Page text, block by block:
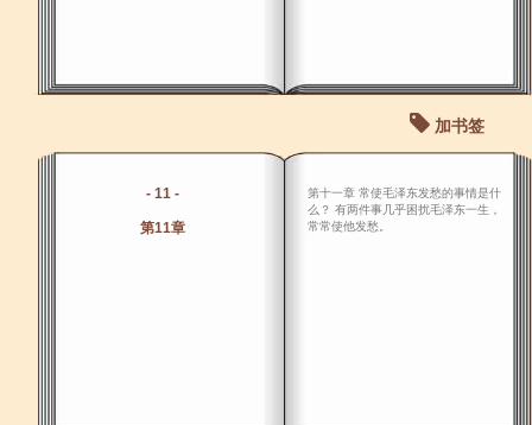
加书签
- 11 -
第11章
第十一章 常使毛泽东发愁的事情是什
么？ 有两件事几乎困扰毛泽东一生，
常常使他发愁。